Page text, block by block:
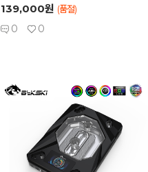
139,000원 (품절)
0 0